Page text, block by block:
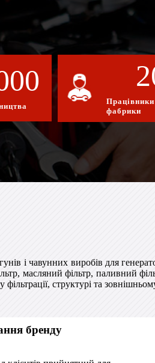
фабрики
і чавунних виробів для
масляний фільтр, паливний
структурі та
бренду